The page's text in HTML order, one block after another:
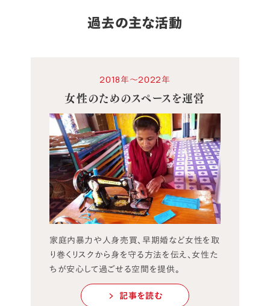
過去の主な活動
2018年～2022年
女性のためのスペースを運営
家庭内暴力や人身売買、早期婚など女性を取
り巻くリスクから身を守る方法を伝え、女性た
ちが安心して過ごせる空間を提供。
記事を読む